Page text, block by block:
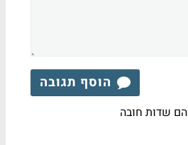
הוסף תגובה
הם שדות חובה